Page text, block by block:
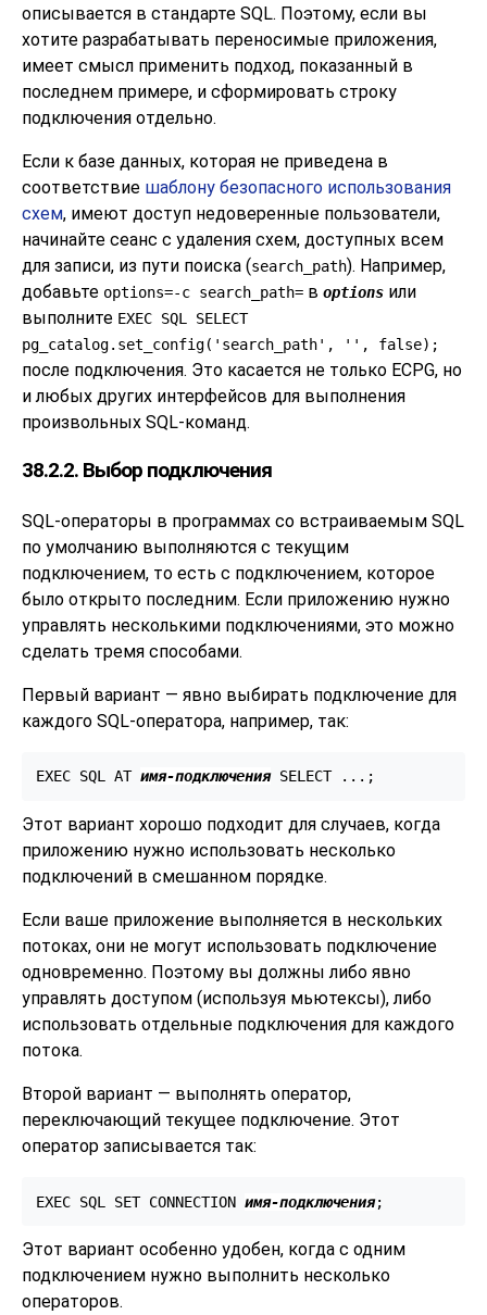
описывается в стандарте SQL. Поэтому, если вы
хотите разрабатывать переносимые приложения,
имеет смысл применить подход, показанный в
последнем примере, и сформировать строку
подключения отдельно.
Если к базе данных, которая не приведена в
соответствие шаблону безопасного использования
схем, имеют доступ недоверенные пользователи,
начинайте сеанс с удаления схем, доступных всем
для записи, из пути поиска (search_path). Например,
добавьте options=-c search_path= в options или
выполните EXEC SQL SELECT
pg_catalog.set_config('search_path', '', false);
после подключения. Это касается не только ECPG, но
и любых других интерфейсов для выполнения
произвольных SQL-команд.
38.2.2. Выбор подключения
SQL-операторы в программах со встраиваемым SQL
по умолчанию выполняются с текущим
подключением, то есть с подключением, которое
было открыто последним. Если приложению нужно
управлять несколькими подключениями, это можно
сделать тремя способами.
Первый вариант — явно выбирать подключение для
каждого SQL-оператора, например, так:
EXEC SQL AT имя-подключения SELECT ...;
Этот вариант хорошо подходит для случаев, когда
приложению нужно использовать несколько
подключений в смешанном порядке.
Если ваше приложение выполняется в нескольких
потоках, они не могут использовать подключение
одновременно. Поэтому вы должны либо явно
управлять доступом (используя мьютексы), либо
использовать отдельные подключения для каждого
потока.
Второй вариант — выполнять оператор,
переключающий текущее подключение. Этот
оператор записывается так:
EXEC SQL SET CONNECTION имя-подключения;
Этот вариант особенно удобен, когда с одним
подключением нужно выполнить несколько
операторов.